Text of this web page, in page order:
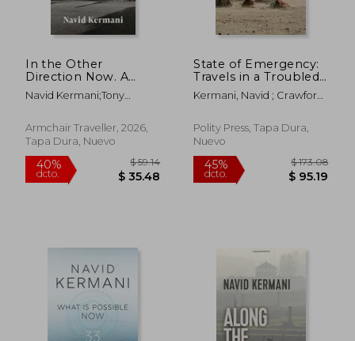
$ 93.85
40%
dcto.
In the Other
Direction Now. A
Journey through East
Africa
Navid Kermani;Tony
Armchair Traveller, 2026,
Tapa Dura, Nuevo
State of Emergency:
Travels in a Troubled
World (en Inglés)
Kermani, Navid ; Crawford,
Polity Press, Tapa Dura,
Nuevo